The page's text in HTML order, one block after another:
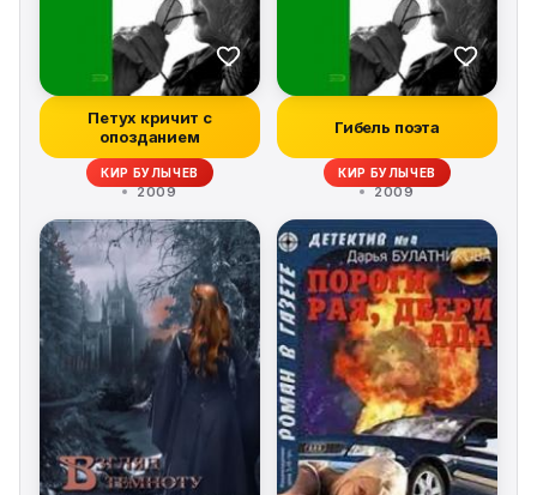
Петух кричит с
опозданием
КИР БУЛЫЧЕВ
2009
Гибель поэта
КИР БУЛЫЧЕВ
2009